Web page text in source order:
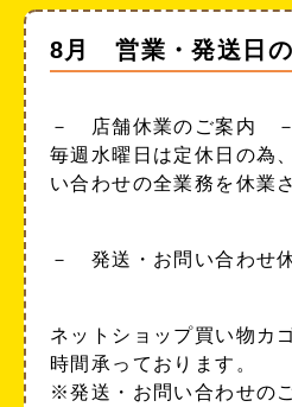
8月 営業・発送日
－ 店舗休業のご案内 －
毎週水曜日は定休日の為
い合わせの全業務を休業
－ 発送・お問い合わせ
ネットショップ買い物カ
時間承っております。
※発送・お問い合わせの